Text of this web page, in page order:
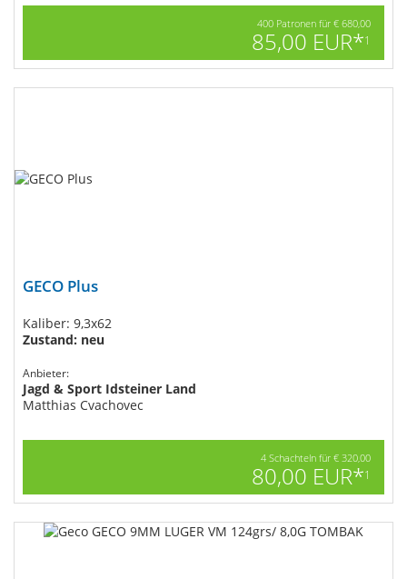
400 Patronen für € 680,00
85,00 EUR*1
GECO Plus
Kaliber: 9,3x62
Zustand: neu
Anbieter:
Jagd & Sport Idsteiner Land
Matthias Cvachovec
4 Schachteln für € 320,00
80,00 EUR*1